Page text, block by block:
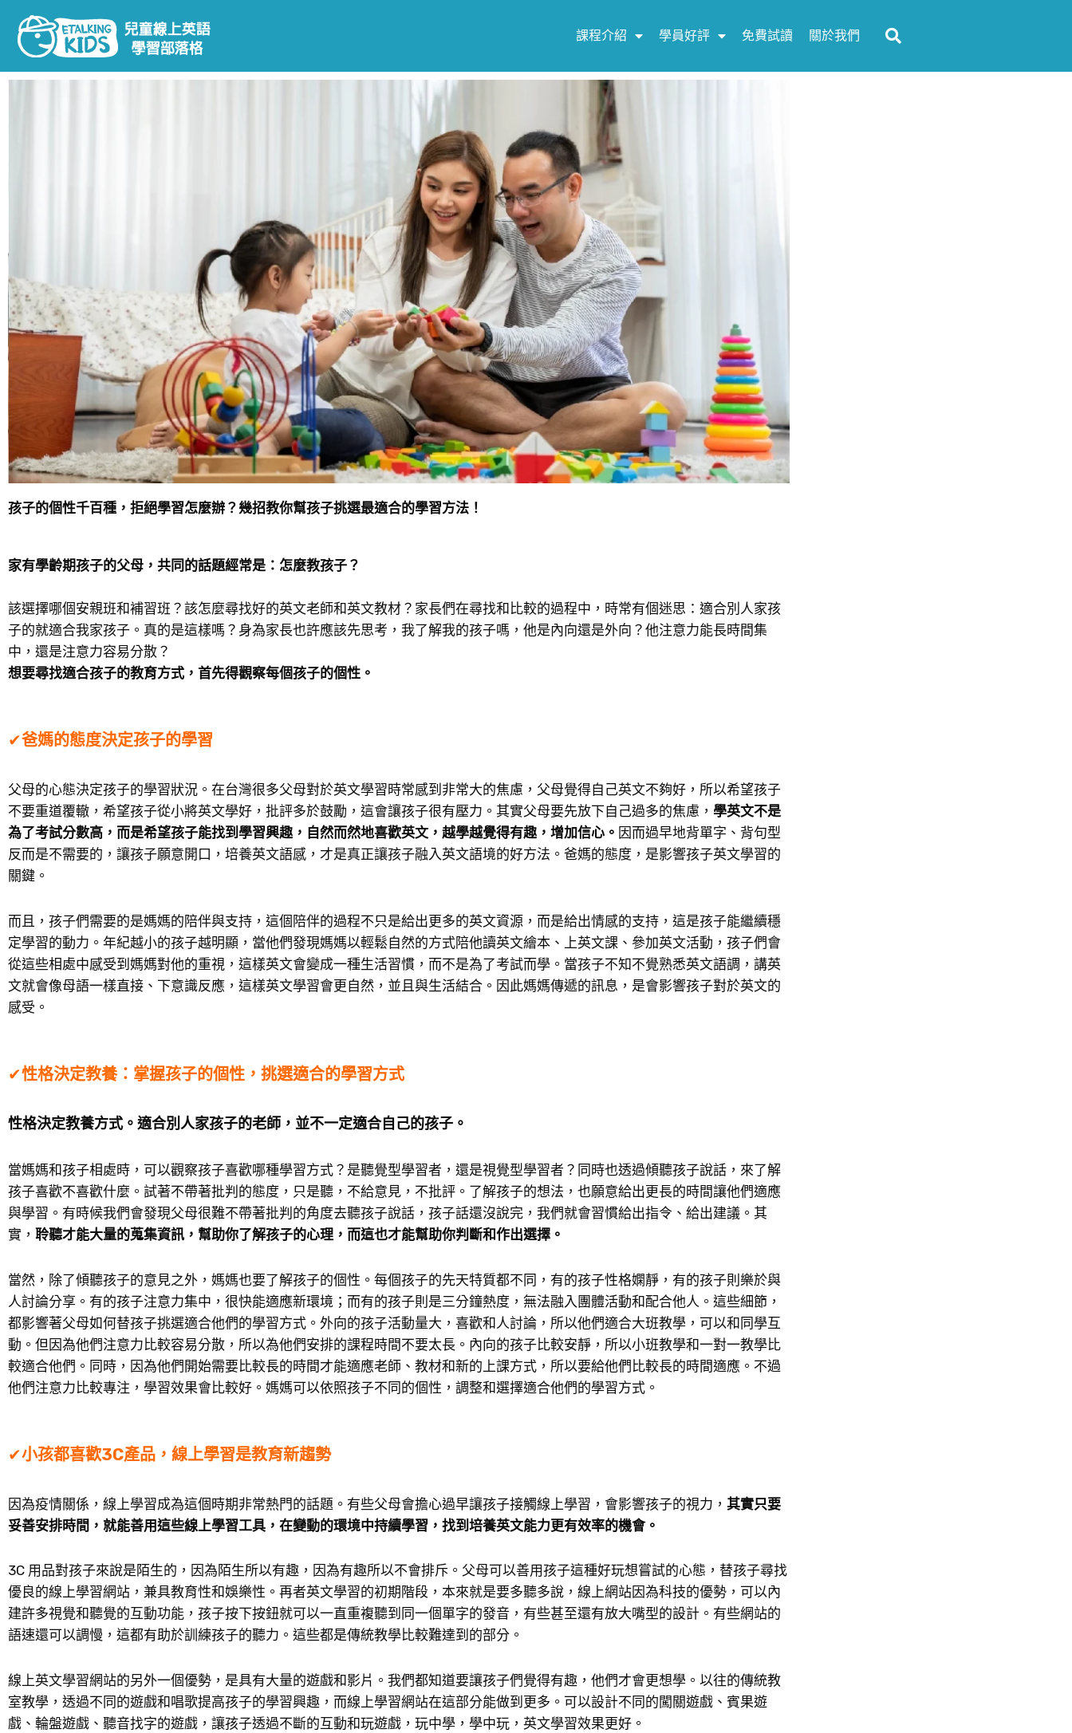
要
課程介紹 學員好評 免費試讀 關於我們
孩子的個性千百種，拒絕學習怎麼辦？幾招教你幫孩子挑選最適合的學習方法！
家有學齡期孩子的父母，共同的話題經常是：怎麼教孩子？
該選擇哪個安親班和補習班？該怎麼尋找好的英文老師和英文教材？家長們在尋找和比較的過程中，時常有個迷思：適合別人家孩
子的就適合我家孩子。真的是這樣嗎？身為家長也許應該先思考，我了解我的孩子嗎，他是內向還是外向？他注意力能長時間集
中，還是注意力容易分散？
想要尋找適合孩子的教育方式，首先得觀察每個孩子的個性。
✔爸媽的態度決定孩子的學習
父母的心態決定孩子的學習狀況。在台灣很多父母對於英文學習時常感到非常大的焦慮，父母覺得自己英文不夠好，所以希望孩子
不要重道覆轍，希望孩子從小將英文學好，批評多於鼓勵，這會讓孩子很有壓力。其實父母要先放下自己過多的焦慮， 學英文不是
為了考試分數高，而是希望孩子能找到學習興趣，自然而然地喜歡英文，越學越覺得有趣，增加信心。 因而過早地背單字、背句型
反而是不需要的，讓孩子願意開口，培養英文語感，才是真正讓孩子融入英文語境的好方法。爸媽的態度，是影響孩子英文學習的
關鍵。
而且，孩子們需要的是媽媽的陪伴與支持，這個陪伴的過程不只是給出更多的英文資源，而是給出情感的支持，這是孩子能繼續穩
定學習的動力。年紀越小的孩子越明顯，當他們發現媽媽以輕鬆自然的方式陪他讀英文繪本、上英文課、參加英文活動，孩子們會
從這些相處中感受到媽媽對他的重視，這樣英文會變成一種生活習慣，而不是為了考試而學。當孩子不知不覺熟悉英文語調，講英
文就會像母語一樣直接、下意識反應，這樣英文學習會更自然，並且與生活結合。因此媽媽傳遞的訊息，是會影響孩子對於英文的
感受。
✔性格決定教養：掌握孩子的個性，挑選適合的學習方式
性格決定教養方式。適合別人家孩子的老師，並不一定適合自己的孩子。
當媽媽和孩子相處時，可以觀察孩子喜歡哪種學習方式？是聽覺型學習者，還是視覺型學習者？同時也透過傾聽孩子說話，來了解
孩子喜歡不喜歡什麼。試著不帶著批判的態度，只是聽，不給意見，不批評。了解孩子的想法，也願意給出更長的時間讓他們適應
與學習。有時候我們會發現父母很難不帶著批判的角度去聽孩子說話，孩子話還沒說完，我們就會習慣給出指令、給出建議。其
實， 聆聽才能大量的蒐集資訊，幫助你了解孩子的心理，而這也才能幫助你判斷和作出選擇。
當然，除了傾聽孩子的意見之外，媽媽也要了解孩子的個性。每個孩子的先天特質都不同，有的孩子性格嫻靜，有的孩子則樂於與
人討論分享。有的孩子注意力集中，很快能適應新環境；而有的孩子則是三分鐘熱度，無法融入團體活動和配合他人。這些細節，
都影響著父母如何替孩子挑選適合他們的學習方式。外向的孩子活動量大，喜歡和人討論，所以他們適合大班教學，可以和同學互
動。但因為他們注意力比較容易分散，所以為他們安排的課程時間不要太長。內向的孩子比較安靜，所以小班教學和一對一教學比
較適合他們。同時，因為他們開始需要比較長的時間才能適應老師、教材和新的上課方式，所以要給他們比較長的時間適應。不過
他們注意力比較專注，學習效果會比較好。媽媽可以依照孩子不同的個性，調整和選擇適合他們的學習方式。
✔小孩都喜歡3C產品，線上學習是教育新趨勢
因為疫情關係，線上學習成為這個時期非常熱門的話題。有些父母會擔心過早讓孩子接觸線上學習，會影響孩子的視力， 其實只要
妥善安排時間，就能善用這些線上學習工具，在變動的環境中持續學習，找到培養英文能力更有效率的機會。
3C 用品對孩子來說是陌生的，因為陌生所以有趣，因為有趣所以不會排斥。父母可以善用孩子這種好玩想嘗試的心態，替孩子尋找
優良的線上學習網站，兼具教育性和娛樂性。再者英文學習的初期階段，本來就是要多聽多說，線上網站因為科技的優勢，可以內
建許多視覺和聽覺的互動功能，孩子按下按鈕就可以一直重複聽到同一個單字的發音，有些甚至還有放大嘴型的設計。有些網站的
語速還可以調慢，這都有助於訓練孩子的聽力。這些都是傳統教學比較難達到的部分。
線上英文學習網站的另外一個優勢，是具有大量的遊戲和影片。我們都知道要讓孩子們覺得有趣，他們才會更想學。以往的傳統教
室教學，透過不同的遊戲和唱歌提高孩子的學習興趣，而線上學習網站在這部分能做到更多。可以設計不同的闖關遊戲、賓果遊
戲、輪盤遊戲、聽音找字的遊戲，讓孩子透過不斷的互動和玩遊戲，玩中學，學中玩，英文學習效果更好。